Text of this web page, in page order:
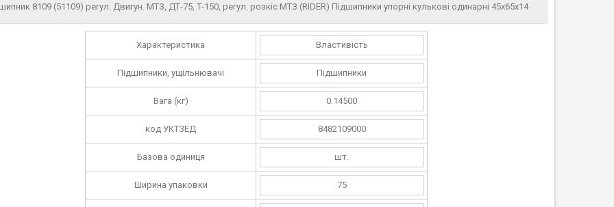
8109 (51109) регул. Двигун. МТЗ, ДТ-75, Т-150, регул. розкіс МТЗ (RIDER) Підшипники упорні кулькові одинарні 45х65х14
Характеристика Властивість
Підшипники, ущільнювачі Підшипники
Вага (кг) 0.14500
код УКТЗЕД 8482109000
Базова одиниця шт.
Ширина упаковки 75